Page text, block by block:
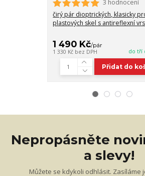
3 hodnocení
čirý pár dioptrických, klasicky
plastových skel s antireflexní
1 490 Kč/pár
1 330 Kč bez DPH do tří
Přidat do
Nepropásněte
a slevy!
Můžete se kdykoli odhlásit. Zasíláme